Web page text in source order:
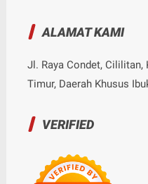
ALAMAT KAMI
Jl. Raya Condet,
Timur, Daerah Khusus
VERIFIED